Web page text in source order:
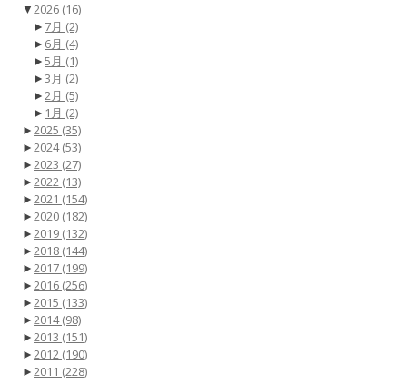
▼2026 (16)
► 7月 (2)
► 6月 (4)
►5月 (1)
►3月 (2)
►2月 (5)
► 1月 (2)
►2025 (35)
►2024(53)
►2023 (27)
►2022 (13)
►2021 (154)
►2020 (182)
►2019 (132)
►2018 (144)
►2017 (199)
►2016 (256)
►2015 (133)
►2014(98)
►2013 (151)
►2012 (190)
►2011 (228)